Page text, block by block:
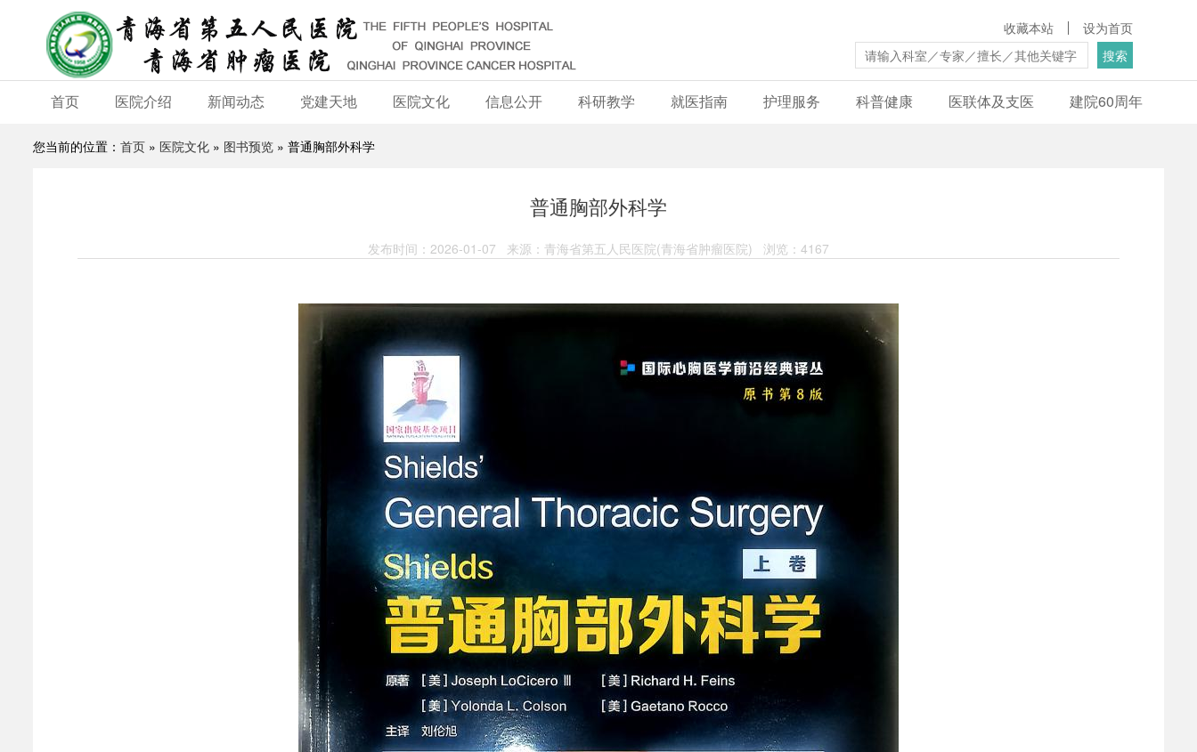
设为首页
收藏本站
搜索
首页 医院介绍 新闻动态 党建天地 医院文化 信息公开 科研教学 就医指南 护理服务 科普健康 医联体及支医 建院60周年
您当前的位置： 首页 » 医院文化 » 图书预览 » 普通胸部外科学
普通胸部外科学
发布时间：2026-01-07 来源：青海省第五人民医院(青海省肿瘤医院) 浏览：4167